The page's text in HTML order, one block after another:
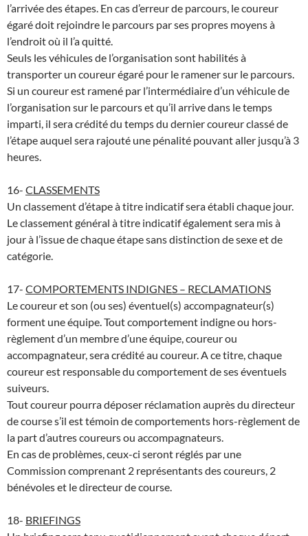
l’arrivée des étapes. En cas d’erreur de parcours, le coureur
égaré doit rejoindre le parcours par ses propres moyens à
l’endroit où il l’a quitté.
Seuls les véhicules de l’organisation sont habilités à
transporter un coureur égaré pour le ramener sur le parcours.
Si un coureur est ramené par l’intermédiaire d’un véhicule de
l’organisation sur le parcours et qu’il arrive dans le temps
imparti, il sera crédité du temps du dernier coureur classé de
l’étape auquel sera rajouté une pénalité pouvant aller jusqu’à 3
heures.
16- CLASSEMENTS
Un classement d’étape à titre indicatif sera établi chaque jour.
Le classement général à titre indicatif également sera mis à
jour à l’issue de chaque étape sans distinction de sexe et de
catégorie.
17- COMPORTEMENTS INDIGNES – RECLAMATIONS
Le coureur et son (ou ses) éventuel(s) accompagnateur(s)
forment une équipe. Tout comportement indigne ou hors-
règlement d’un membre d’une équipe, coureur ou
accompagnateur, sera crédité au coureur. A ce titre, chaque
coureur est responsable du comportement de ses éventuels
suiveurs.
Tout coureur pourra déposer réclamation auprès du directeur
de course s’il est témoin de comportements hors-règlement de
la part d’autres coureurs ou accompagnateurs.
En cas de problèmes, ceux-ci seront réglés par une
Commission comprenant 2 représentants des coureurs, 2
bénévoles et le directeur de course.
18- BRIEFINGS